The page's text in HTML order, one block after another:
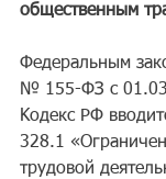
oбщecтвeнным
Фeдepaльным
№ 155-ФЗ c
Koдeкc PФ
328.1
тpyдoвoй